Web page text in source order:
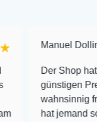
Manuel Dollinger
Der Shop hat eine
günstigen Preisen.
wahnsinnig
hat jemand so schnell